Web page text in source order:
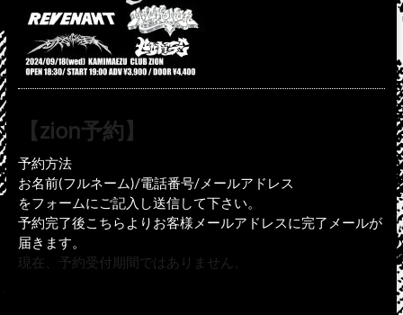
【zion予約】
予約方法
お名前(フルネーム)/電話番号/メールアドレス
をフォームにご記入し送信して下さい。
予約完了後こちらよりお客様メールアドレスに完了メールが
届きます。
現在、予約受付期間ではありません。